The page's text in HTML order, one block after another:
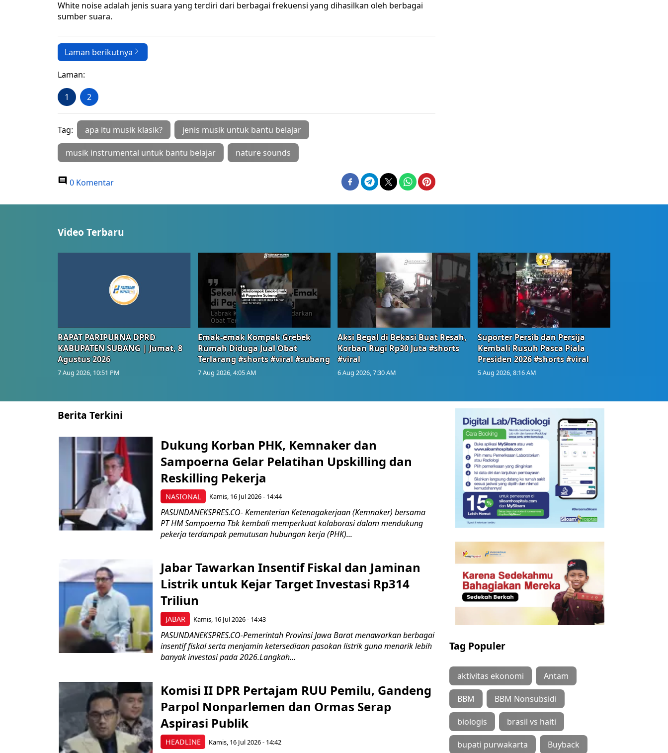
White noise adalah jenis suara yang terdiri dari berbagai frekuensi yang dihasilkan oleh berbagai
sumber suara.
Laman berikutnya
Laman:
1 2
Tag: apa itu musik klasik? jenis musik untuk bantu belajar
musik instrumental untuk bantu belajar nature sounds
0 Komentar
Video Terbaru
RAPAT PARIPURNA DPRD
KABUPATEN SUBANG | Jumat, 8
Agustus 2026
7 Aug 2026, 10:51 PM
Emak-emak Kompak Grebek
Rumah Diduga Jual Obat
Terlarang #shorts #viral #subang
7 Aug 2026, 4:05 AM
Aksi Begal di Bekasi Buat Resah,
Korban Rugi Rp30 Juta #shorts
#viral
6 Aug 2026, 7:30 AM
Suporter Persib dan Persija
Kembali Rusuh Pasca Piala
Presiden 2026 #shorts #viral
5 Aug 2026, 8:16 AM
Berita Terkini
NASIONAL
Dukung Korban PHK, Kemnaker dan
Sampoerna Gelar Pelatihan Upskilling dan
Reskilling Pekerja
Kamis, 16 Jul 2026 - 14:44
PASUNDANEKSPRES.CO- Kementerian Ketenagakerjaan (Kemnaker) bersama
PT HM Sampoerna Tbk kembali memperkuat kolaborasi dalam mendukung
pekerja terdampak pemutusan hubungan kerja (PHK)...
JABAR
Jabar Tawarkan Insentif Fiskal dan Jaminan
Listrik untuk Kejar Target Investasi Rp314
Triliun
Kamis, 16 Jul 2026 - 14:43
PASUNDANEKSPRES.CO-Pemerintah Provinsi Jawa Barat menawarkan berbagai
insentif fiskal serta menjamin ketersediaan pasokan listrik guna menarik lebih
banyak investasi pada 2026.Langkah...
HEADLINE
Komisi II DPR Pertajam RUU Pemilu, Gandeng
Parpol Nonparlemen dan Ormas Serap
Aspirasi Publik
Kamis, 16 Jul 2026 - 14:42
Tag Populer
aktivitas ekonomi Antam
BBM BBM Nonsubsidi
biologis brasil vs haiti
bupati purwakarta Buyback